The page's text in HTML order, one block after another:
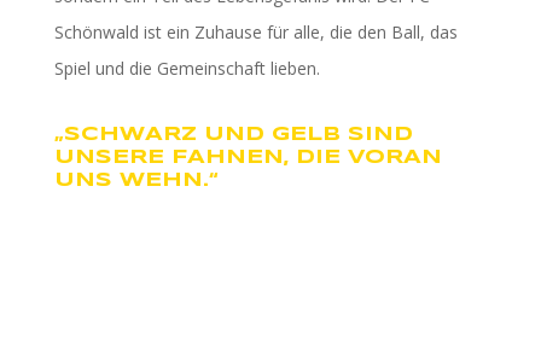
Schönwald ist ein Zuhause für alle, die den Ball, das
Spiel und die Gemeinschaft lieben.
„SCHWARZ UND GELB SIND
UNSERE FAHNEN, DIE VORAN
UNS WEHN.“